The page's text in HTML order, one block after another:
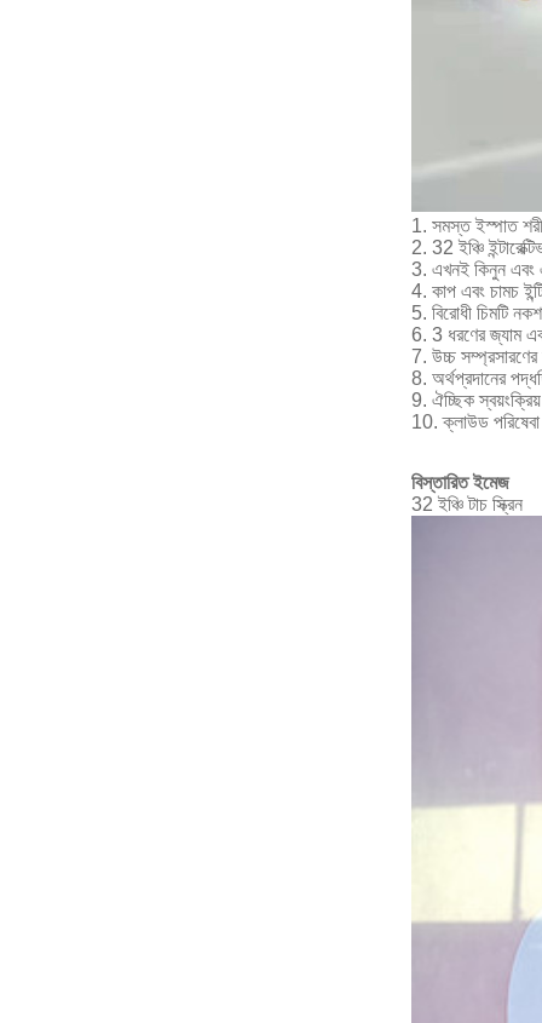
1. সমস্ত ইস্পাত
2. 32 ইঞ্চি
3. এখনই কিনুন এবং
4. কাপ এবং চামচ
5. বিরোধী চিমটি
6. 3 ধরণের জ্যাম
7. উচ্চ সম্প্রসারণের
8. অর্থপ্রদানের
9. ঐচ্ছিক স্বয়ংক্রিয়
10. ক্লাউড
বিস্তারিত ইমেজ
32 ইঞ্চি টাচ স্ক্রিন